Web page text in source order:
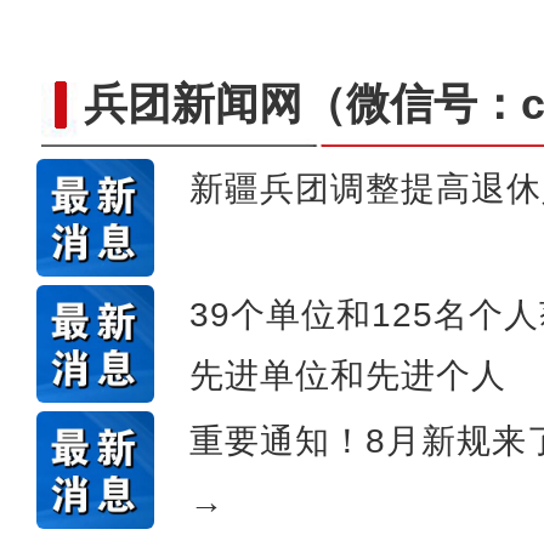
兵团新闻网 （微信号
新疆兵团调整提高退
39个单位和125名个
先进单位和先进个人
重要通知！8月新规来
→